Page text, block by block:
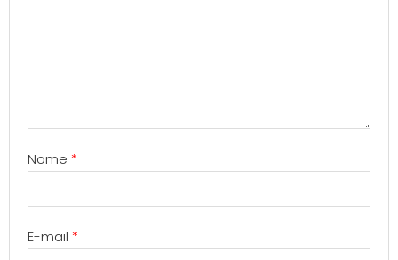
Nome *
E-mail *